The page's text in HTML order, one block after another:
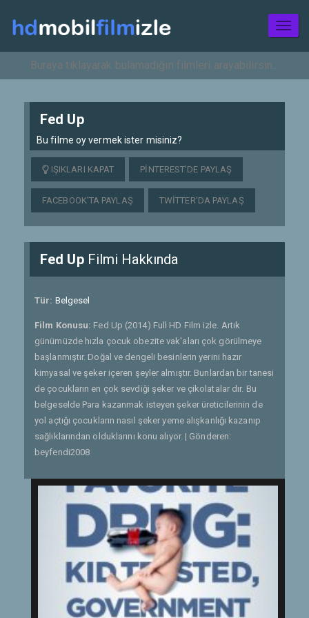
Fed Up
Bu filme oy vermek ister misiniz?
IŞIKLARI KAPAT PINTEREST'DE PAYLAŞ
FACEBOOK'TA PAYLAŞ TWITTER'DA PAYLAŞ
Fed UpFilmi Hakkında
Tür: Belgesel
Film Konusu: Fed Up (2014) Full HD Film izle. Artık
günümüzde hızla çocuk obezite vak'aları çok görülmeye
başlanmıştır. Doğal ve dengeli besinlerin yerini hazır
kimyasal ve şeker içeren şeyler almıştır. Bunlardan bir tanesi
de çocukların en çok sevdiği şeker ve çikolatalar dır. Bu
belgeselde Para kazanmak isteyen şeker üreticilerinin de
yol açtığı çocukların nasıl şeker yeme alışkanlığı kazanıp
sağlıklarından olduklarını konu alıyor. | Gönderen:
beyfendi2008